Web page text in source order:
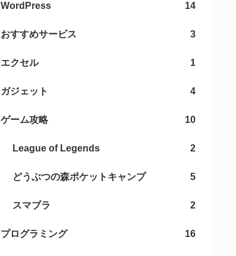
WordPress 14
おすすめサービス 3
エクセル 1
ガジェット 4
ゲーム攻略 10
League of Legends 2
どうぶつの森ポケットキャンプ 5
スマブラ 2
プログラミング 16